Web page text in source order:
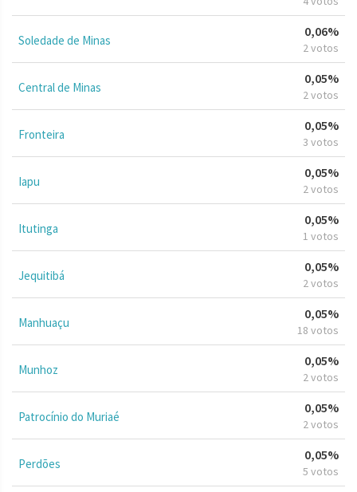
Soledade de Minas
0,06%
2 votos
Central de Minas
0,05%
2 votos
Fronteira
0,05%
3 votos
Iapu
0,05%
2 votos
Itutinga
0,05%
1 votos
Jequitibá
0,05%
2 votos
Manhuaçu
0,05%
18 votos
Munhoz
0,05%
2 votos
Patrocínio do Muriaé
0,05%
2 votos
Perdões
0,05%
5 votos